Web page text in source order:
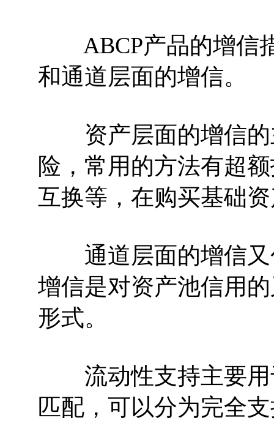
ABCP产品的增信
和通道层面的增信。
资产层面的增信的
险，常用的方法有超
互换等，在购买基础
通道层面的增信又
增信是对资产池信用
形式。
流动性支持主要用
匹配，可以分为完全